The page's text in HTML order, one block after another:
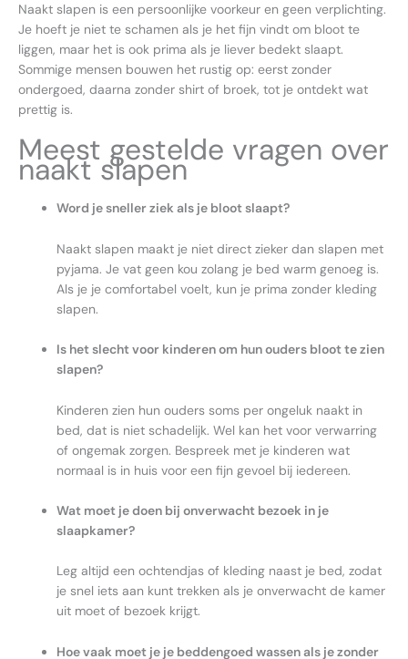
Naakt slapen is een persoonlijke voorkeur en geen verplichting.
Je hoeft je niet te schamen als je het fijn vindt om bloot te
liggen, maar het is ook prima als je liever bedekt slaapt.
Sommige mensen bouwen het rustig op: eerst zonder
ondergoed, daarna zonder shirt of broek, tot je ontdekt wat
prettig is.
Meest gestelde vragen over
naakt slapen
Word je sneller ziek als je bloot slaapt?
Naakt slapen maakt je niet direct zieker dan slapen met
pyjama. Je vat geen kou zolang je bed warm genoeg is.
Als je je comfortabel voelt, kun je prima zonder kleding
slapen.
Is het slecht voor kinderen om hun ouders bloot te zien
slapen?
Kinderen zien hun ouders soms per ongeluk naakt in
bed, dat is niet schadelijk. Wel kan het voor verwarring
of ongemak zorgen. Bespreek met je kinderen wat
normaal is in huis voor een fijn gevoel bij iedereen.
Wat moet je doen bij onverwacht bezoek in je
slaapkamer?
Leg altijd een ochtendjas of kleding naast je bed, zodat
je snel iets aan kunt trekken als je onverwacht de kamer
uit moet of bezoek krijgt.
Hoe vaak moet je je beddengoed wassen als je zonder